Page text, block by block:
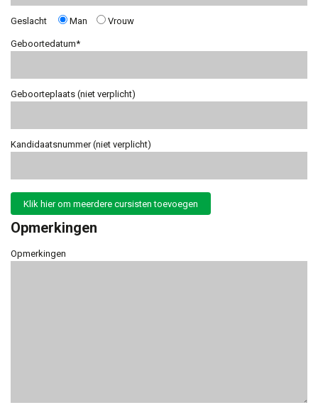
Geslacht Man Vrouw
Geboortedatum*
Geboorteplaats (niet verplicht)
Kandidaatsnummer (niet verplicht)
Klik hier om meerdere cursisten toevoegen
Opmerkingen
Opmerkingen